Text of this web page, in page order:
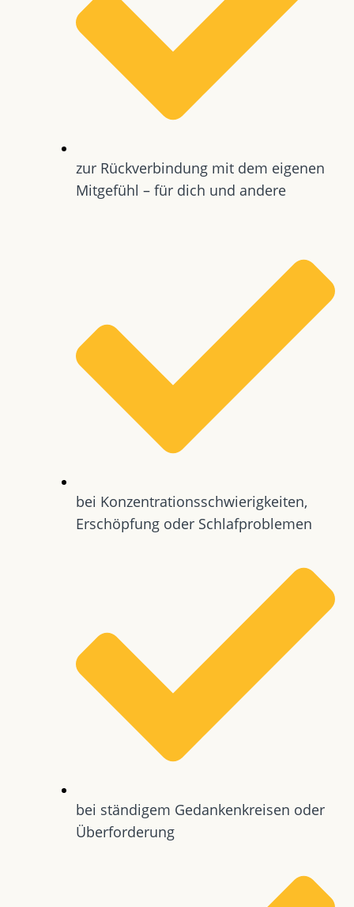
zur Rückverbindung mit dem eigenen
Mitgefühl – für dich und andere
bei Konzentrationsschwierigkeiten,
Erschöpfung oder Schlafproblemen
bei ständigem Gedankenkreisen oder
Überforderung